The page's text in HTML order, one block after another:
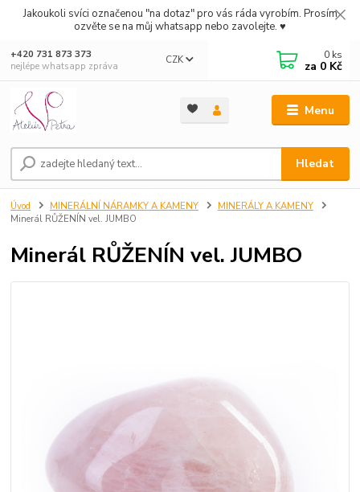
Jakoukoli svíci označenou "na dotaz" pro vás ráda vyrobím. Prosím
ozvěte se na můj whatsapp nebo zavolejte. ♥
Menu
CZK
Hledat
+420 731 873 373
nejlépe whatsapp zpráva
0 ks
za 0 Kč
Úvod MINERÁLNÍ NÁRAMKY A KAMENY
MINERÁLY A KAMENY
Minerál RŮŽENÍN vel. JUMBO
Minerál RŮŽENÍN vel. JUMBO